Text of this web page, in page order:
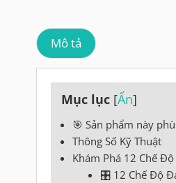
Mô tả
Mục lục [Ẩn]
🎯 Sản phẩm này
Thông Số Kỹ Thuật
Khám Phá 12 Chế
🎛️ 12 Chế Độ